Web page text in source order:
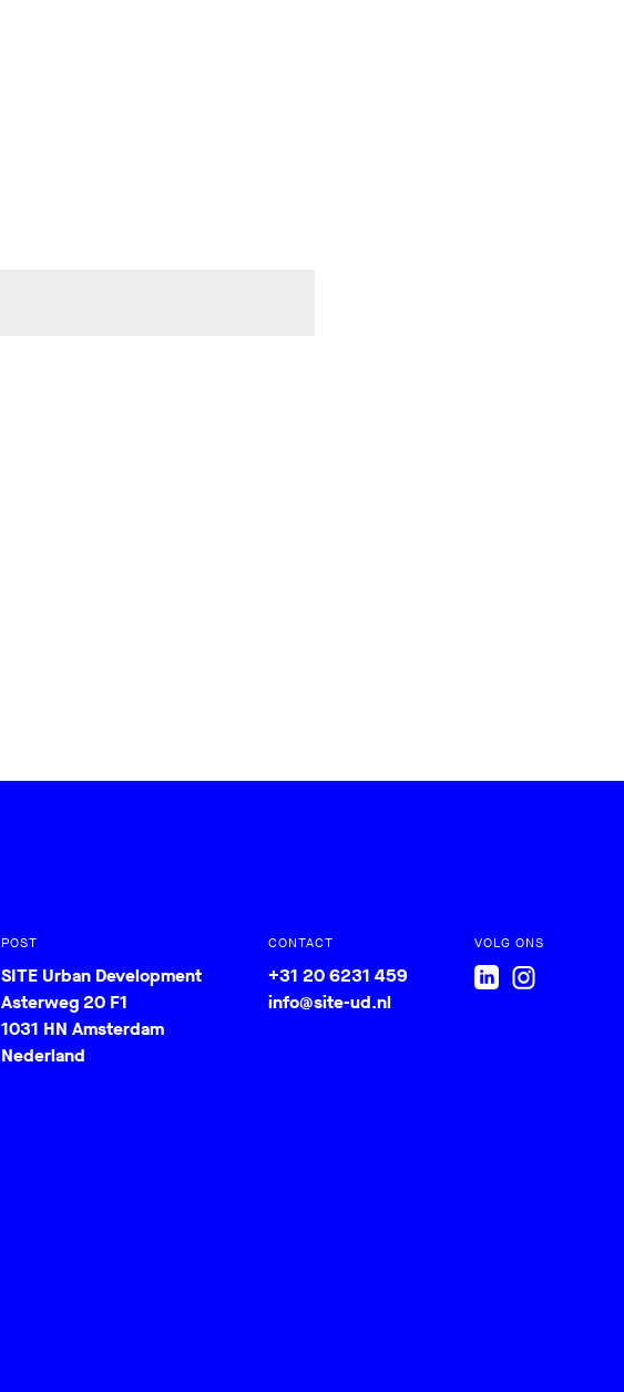
POST
SITE Urban Development
Asterweg 20 F1
1031 HN Amsterdam
Nederland
CONTACT
+31 20 6231 459
info@site-ud.nl
VOLG ONS